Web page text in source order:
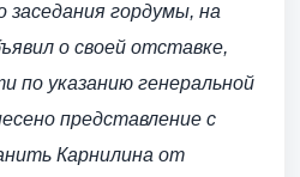
заседания гордумы, на
о своей отставке,
по указанию генеральной
представление с
Карнилина от